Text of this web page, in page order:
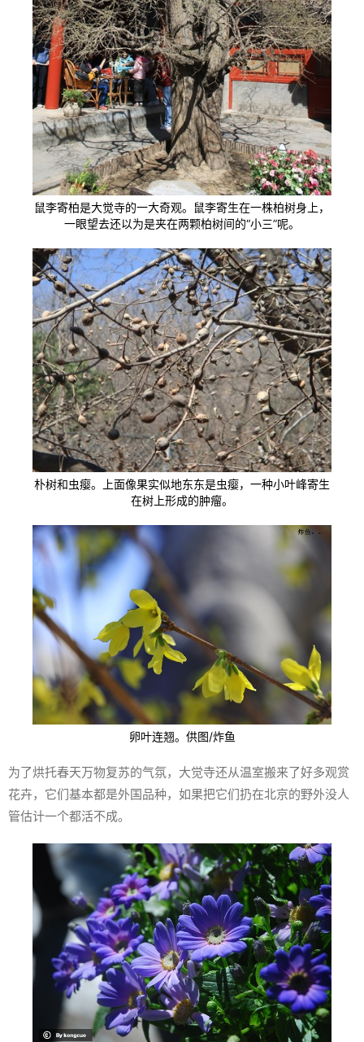
鼠李寄柏是大觉寺的一大奇观。鼠李寄生在一株柏树身上，
一眼望去还以为是夹在两颗柏树间的“小三”呢。
朴树和虫瘿。上面像果实似地东东是虫瘿，一种小叶峰寄生
在树上形成的肿瘤。
卵叶连翘。供图/炸鱼
为了烘托春天万物复苏的气氛，大觉寺还从温室搬来了好多观赏
花卉，它们基本都是外国品种，如果把它们扔在北京的野外没人
管估计一个都活不成。